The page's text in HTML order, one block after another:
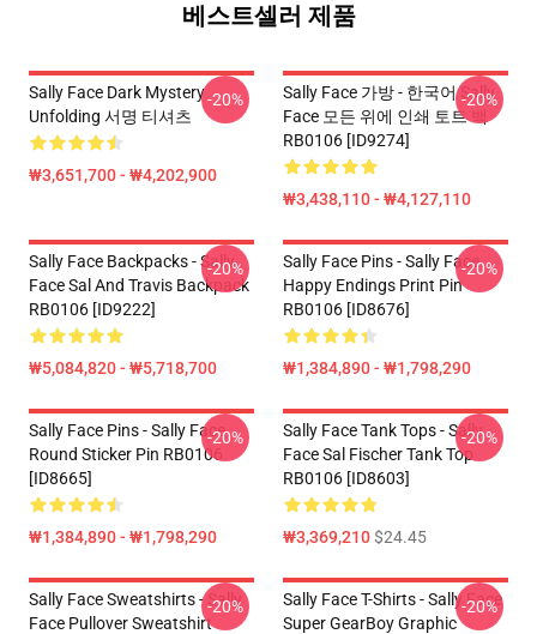
베스트셀러 제품
Sally Face Dark Mystery
Unfolding 서명 티셔츠
₩3,651,700 - ₩4,202,900
-20%
Sally Face 가방 - 한국어 Sally
Face 모든 위에 인쇄 토트 백
RB0106 [ID9274]
₩3,438,110 - ₩4,127,110
-20%
Sally Face Backpacks - Sally
Face Sal And Travis Backpack
RB0106 [ID9222]
₩5,084,820 - ₩5,718,700
-20%
Sally Face Pins - Sally Face
Happy Endings Print Pin
RB0106 [ID8676]
₩1,384,890 - ₩1,798,290
-20%
Sally Face Pins - Sally Face
Round Sticker Pin RB0106
[ID8665]
₩1,384,890 - ₩1,798,290
-20%
Sally Face Tank Tops - Sally
Face Sal Fischer Tank Top
RB0106 [ID8603]
₩3,369,210$24.45
-20%
Sally Face Sweatshirts - Sally
Face Pullover Sweatshirt
-20%
Sally Face T-Shirts - Sally Face
Super GearBoy Graphic
-20%